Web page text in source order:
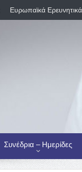
Ευρωπαϊκά
Συνέδρια – Ημερίδες